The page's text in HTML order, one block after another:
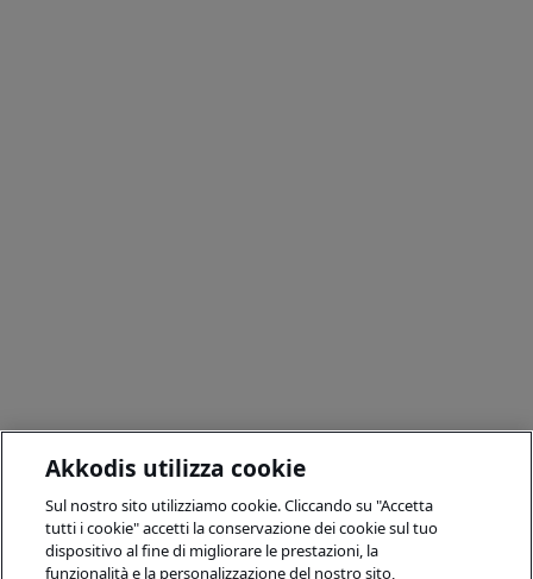
Akkodis utilizza cookie
Sul nostro sito utilizziamo cookie. Cliccando su "Accetta
tutti i cookie" accetti la conservazione dei cookie sul tuo
dispositivo al fine di migliorare le prestazioni, la
funzionalità e la personalizzazione del nostro sito,